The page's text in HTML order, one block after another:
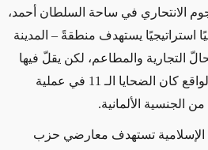
الانتحاري في ساحة السلطان أحمد،
استراتيجيًا يستهدف منطقةً – المدينة
التجارية والمطاعم، لكن يقلّ فيها
الأتراك ويكثر السّيّاح. ففي الواقع كان الضحايا الـ 11 في عملية
الجنسية الألمانية.
الإسلامية تستهدف معارضي حزب